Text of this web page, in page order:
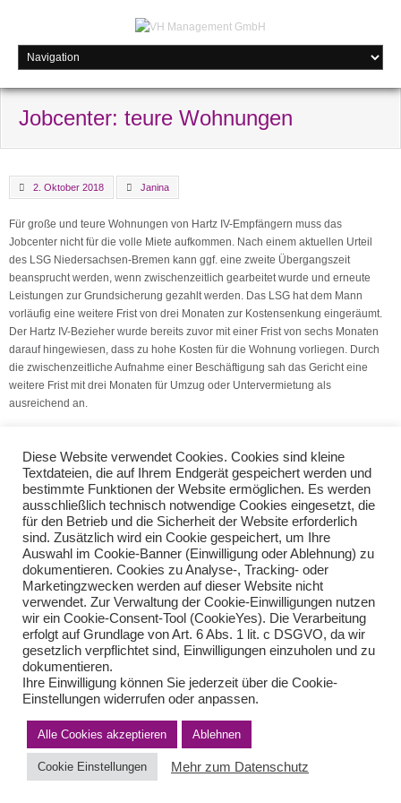
Jobcenter: teure Wohnungen
2. Oktober 2018 Janina
Für große und teure Wohnungen von Hartz IV-Empfängern muss das
Jobcenter nicht für die volle Miete aufkommen. Nach einem aktuellen Urteil
des LSG Niedersachsen-Bremen kann ggf. eine zweite Übergangszeit
beansprucht werden, wenn zwischenzeitlich gearbeitet wurde und erneute
Leistungen zur Grundsicherung gezahlt werden. Das LSG hat dem Mann
vorläufig eine weitere Frist von drei Monaten zur Kostensenkung eingeräumt.
Der Hartz IV-Bezieher wurde bereits zuvor mit einer Frist von sechs Monaten
darauf hingewiesen, dass zu hohe Kosten für die Wohnung vorliegen. Durch
die zwischenzeitliche Aufnahme einer Beschäftigung sah das Gericht eine
weitere Frist mit drei Monaten für Umzug oder Untervermietung als
ausreichend an.
Rückwirkende Erwerbsminderungsrente
Arbeitszeitkonten für Minijobber
Teilen Sie diese Nachricht mit Ihren Freunden oder Kollegen
Impressum Haftungsausschluss
Datenschutzerklärung nach DSGVO
Kontakt
© von Herder Management GmbH 2024 I * § 6 Nr.4 StBerG
Diese Website verwendet Cookies. Cookies sind kleine
Textdateien, die auf Ihrem Endgerät gespeichert werden und
bestimmte Funktionen der Website ermöglichen. Es werden
ausschließlich technisch notwendige Cookies eingesetzt, die
für den Betrieb und die Sicherheit der Website erforderlich
sind. Zusätzlich wird ein Cookie gespeichert, um Ihre
Auswahl im Cookie-Banner (Einwilligung oder Ablehnung) zu
dokumentieren. Cookies zu Analyse-, Tracking- oder
Marketingzwecken werden auf dieser Website nicht
verwendet. Zur Verwaltung der Cookie-Einwilligungen nutzen
wir ein Cookie-Consent-Tool (CookieYes). Die Verarbeitung
erfolgt auf Grundlage von Art. 6 Abs. 1 lit. c DSGVO, da wir
gesetzlich verpflichtet sind, Einwilligungen einzuholen und zu
dokumentieren.
Ihre Einwilligung können Sie jederzeit über die Cookie-
Einstellungen widerrufen oder anpassen.
Alle Cookies akzeptieren Ablehnen
Cookie Einstellungen Mehr zum Datenschutz